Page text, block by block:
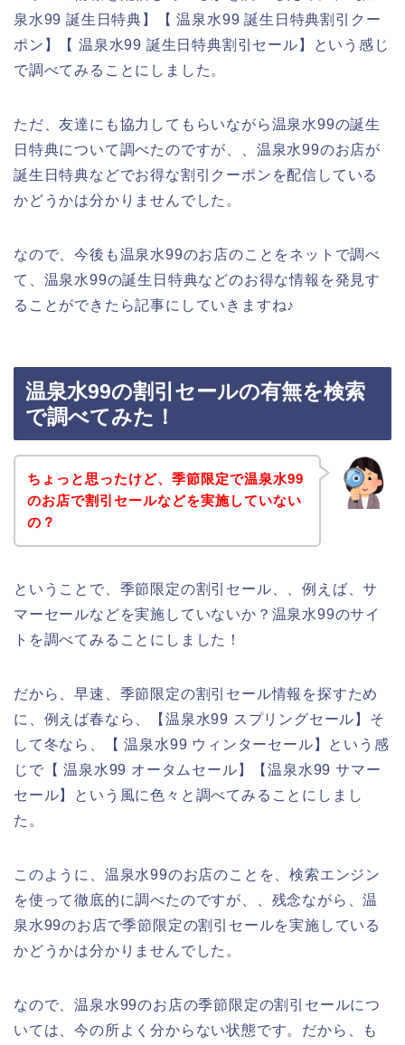
泉水99 誕生日特典】【 温泉水99 誕生日特典割引クー
ポン】【 温泉水99 誕生日特典割引セール】という感じ
で調べてみることにしました。
ただ、友達にも協力してもらいながら温泉水99の誕生
日特典について調べたのですが、、温泉水99のお店が
誕生日特典などでお得な割引クーポンを配信している
かどうかは分かりませんでした。
なので、今後も温泉水99のお店のことをネットで調べ
て、温泉水99の誕生日特典などのお得な情報を発見す
ることができたら記事にしていきますね♪
温泉水99の割引セールの有無を検索
で調べてみた！
ちょっと思ったけど、季節限定で温泉水99
のお店で割引セールなどを実施していない
の？
ということで、季節限定の割引セール、、例えば、サ
マーセールなどを実施していないか？温泉水99のサイ
トを調べてみることにしました！
だから、早速、季節限定の割引セール情報を探すため
に、例えば春なら、【温泉水99 スプリングセール】そ
して冬なら、【 温泉水99 ウィンターセール】という感
じで【 温泉水99 オータムセール】【温泉水99 サマー
セール】という風に色々と調べてみることにしまし
た。
このように、温泉水99のお店のことを、検索エンジン
を使って徹底的に調べたのですが、、残念ながら、温
泉水99のお店で季節限定の割引セールを実施している
かどうかは分かりませんでした。
なので、温泉水99のお店の季節限定の割引セールにつ
いては、今の所よく分からない状態です。だから、も